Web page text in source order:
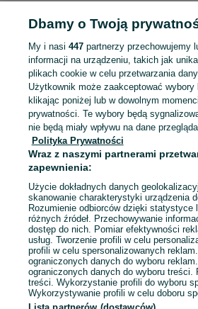
ZDROWIE I URODA
KATEGORIA
Mapa kategorii
Mapa miejscowości
Mapa ministron
Popularne wyszukiwania
Dbamy o Twoją
My i nasi 447partnerzy przechowujemy
informacji na urządzeniu, takich jak
plikach cookie w celu przetwarzania
Użytkownik może zaakceptować wybory
klikając poniżej lub w dowolnym
prywatności. Te wybory będą
nie będą miały wpływu na dane
Polityka Prywatności
Wraz z naszymi partnerami
zapewnienia:
Użycie dokładnych danych
skanowanie charakterystyki urządzenia
Rozumienie odbiorców dzięki statystyce
różnych źródeł. Przechowywanie
dostęp do nich. Pomiar efektywności
usług. Tworzenie profili w celu
profili w celu spersonalizowanych
ograniczonych danych do wyboru
ograniczonych danych do wyboru treści.
treści. Wykorzystanie profili do wyboru
Wykorzystywanie profili w celu doboru